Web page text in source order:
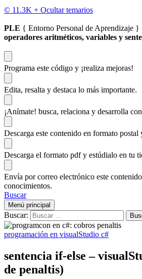
© 11.3K + Ocultar temarios
PLE { Entorno Personal de Aprendizaje }
operadores aritméticos, variables y
Programa este código y ¡realiza mejoras!
Edita, resalta y destaca lo más importante.
¡Anímate! busca, relaciona y desarrolla
Descarga este contenido en formato postal
Descarga el formato pdf y estúdialo en tu
Envía por correo electrónico este
conocimientos.
Buscar
Menú principal
Buscar:
programación en visualStudio c#
sentencia if-else –
de penaltis)